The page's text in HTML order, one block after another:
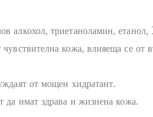
алкохол, триетаноламин,
кожа, влияеща се от
от мощен хидратант.
да имат здрава и жизнена кожа.